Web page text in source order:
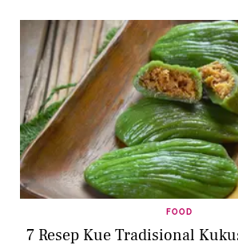
FOOD
7 Resep Kue Tradisional